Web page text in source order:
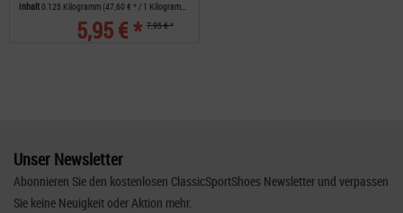
Inhalt0.125 Kilogramm (47,60 € * / 1 Kilogramm)
5,95 € * 7,95 € *
Unser Newsletter
Abonnieren Sie den kostenlosen ClassicSportShoes Newsletter und verpassen
Sie keine Neuigkeit oder Aktion mehr.